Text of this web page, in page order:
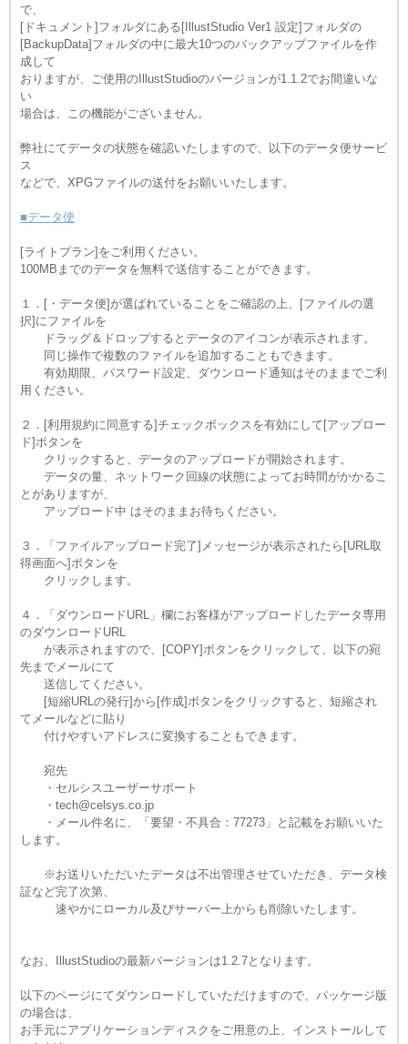
で、
[ドキュメント]フォルダにある[IllustStudio Ver1 設定]フォルダの
[BackupData]フォルダの中に最大10つのバックアップファイルを作
成して
おりますが、ご使用のIllustStudioのバージョンが1.1.2でお間違いな
い
場合は、この機能がございません。
弊社にてデータの状態を確認いたしますので、以下のデータ便サービ
ス
などで、XPGファイルの送付をお願いいたします。
■データ便
[ライトプラン]をご利用ください。
100MBまでのデータを無料で送信することができます。
１．[・データ便]が選ばれていることをご確認の上、[ファイルの選
択]にファイルを
ドラッグ＆ドロップするとデータのアイコンが表示されます。
同じ操作で複数のファイルを追加することもできます。
有効期限、パスワード設定、ダウンロード通知はそのままでご利
用ください。
２．[利用規約に同意する]チェックボックスを有効にして[アップロー
ド]ボタンを
クリックすると、データのアップロードが開始されます。
データの量、ネットワーク回線の状態によってお時間がかかるこ
とがありますが、
アップロード中 はそのままお待ちください。
３．「ファイルアップロード完了]メッセージが表示されたら[URL取
得画面へ]ボタンを
クリックします。
４．「ダウンロードURL」欄にお客様がアップロードしたデータ専用
のダウンロードURL
が表示されますので、[COPY]ボタンをクリックして、以下の宛
先までメールにて
送信してください。
[短縮URLの発行]から[作成]ボタンをクリックすると、短縮され
てメールなどに貼り
付けやすいアドレスに変換することもできます。
宛先
・セルシスユーザーサポート
・tech@celsys.co.jp
・メール件名に、「要望・不具合：77273」と記載をお願いいた
します。
※お送りいただいたデータは不出管理させていただき、データ検
証など完了次第、
速やかにローカル及びサーバー上からも削除いたします。
なお、IllustStudioの最新バージョンは1.2.7となります。
以下のページにてダウンロードしていただけますので、パッケージ版
の場合は、
お手元にアプリケーションディスクをご用意の上、インストールして